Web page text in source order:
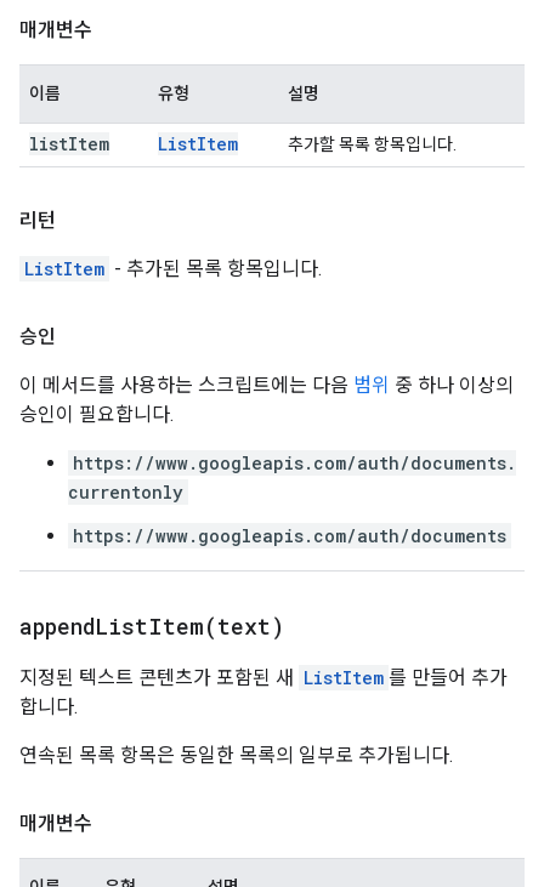
매개변수
이름 유형 설명
listItem ListItem 추가할 목록 항목입니다.
리턴
ListItem - 추가된 목록 항목입니다.
승인
이 메서드를 사용하는 스크립트에는 다음 범위 중 하나 이상의
승인이 필요합니다.
https://www.googleapis.com/auth/documents.
currentonly
https://www.googleapis.com/auth/documents
appendListItem(text)
지정된 텍스트 콘텐츠가 포함된 새 ListItem 를 만들어 추가
합니다.
연속된 목록 항목은 동일한 목록의 일부로 추가됩니다.
매개변수